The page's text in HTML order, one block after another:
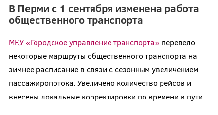
В Перми с 1 сентября изменена работа
общественного транспорта
МКУ «Городское управление транспорта» перевело
некоторые маршруты общественного транспорта на
зимнее расписание в связи с сезонным увеличением
пассажиропотока. Увеличено количество рейсов и
внесены локальные корректировки по времени в пути.